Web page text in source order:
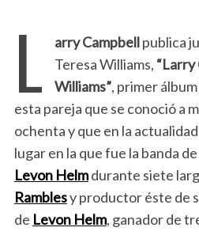
L arry Campbellpublica
Teresa Williams, “Larry
Williams”, primer
esta pareja que se conoció a
ochenta y que en la
lugar en la que fue la banda
Levon Helmdurante siete
Ramblesy productor éste de
de Levon Helm, ganador de